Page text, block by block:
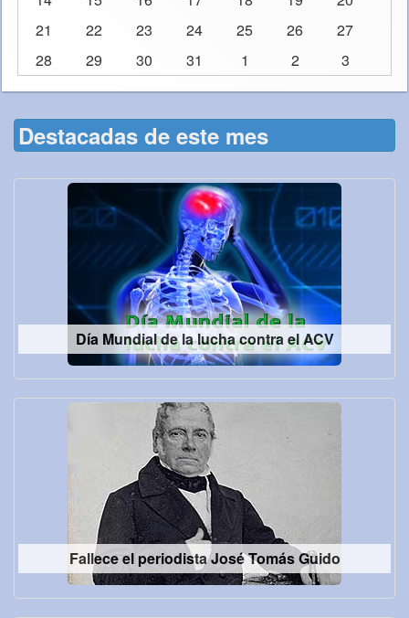
21
22 23 24 25 26
27
28
29 30 31 1 2 3
Destacadas de este mes
Día Mundial de la lucha contra el ACV
Fallece el periodista José Tomás Guido